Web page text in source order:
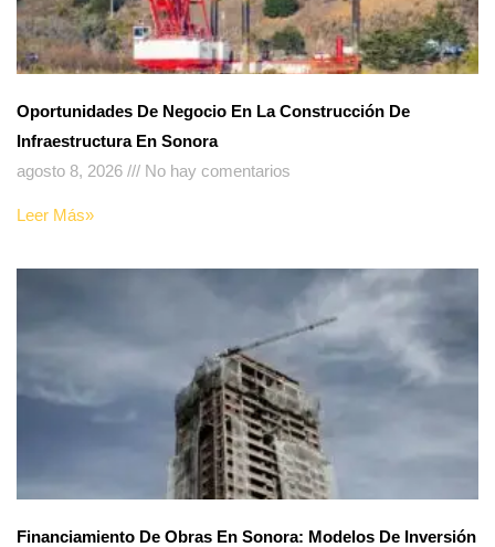
Oportunidades De Negocio En La Construcción De
Infraestructura En Sonora
agosto 8, 2026
No hay comentarios
Leer Más»
Financiamiento De Obras En Sonora: Modelos De Inversión